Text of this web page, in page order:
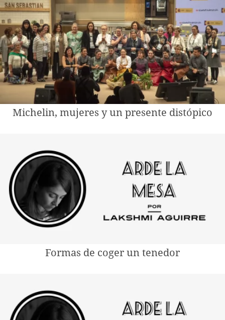
Michelin, mujeres y un presente distópico
Formas de coger un tenedor